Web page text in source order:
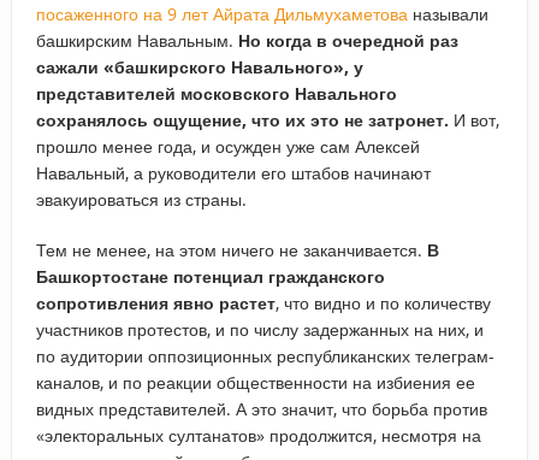
посаженного на 9 лет Айрата Дильмухаметованазывали
башкирским Навальным. Но когда в очередной раз
сажали «башкирского Навального», у
представителей московского Навального
сохранялось ощущение, что их это не затронет. И вот,
прошло менее года, и осужден уже сам Алексей
Навальный, а руководители его штабов начинают
эвакуироваться из страны.
Тем не менее, на этом ничего не заканчивается. В
Башкортостане потенциал гражданского
сопротивления явно растет, что видно и по количеству
участников протестов, и по числу задержанных на них, и
по аудитории оппозиционных республиканских телеграм-
каналов, и по реакции общественности на избиения ее
видных представителей. А это значит, что борьба против
«электоральных султанатов» продолжится, несмотря на